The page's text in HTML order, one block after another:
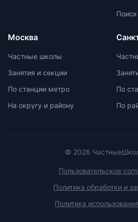
Поиск
Москва
Частные школы
Занятия и секции
По станции метро
На округу и району
По
По
© 2026
Пользовательское
Политика обработки и
Политика